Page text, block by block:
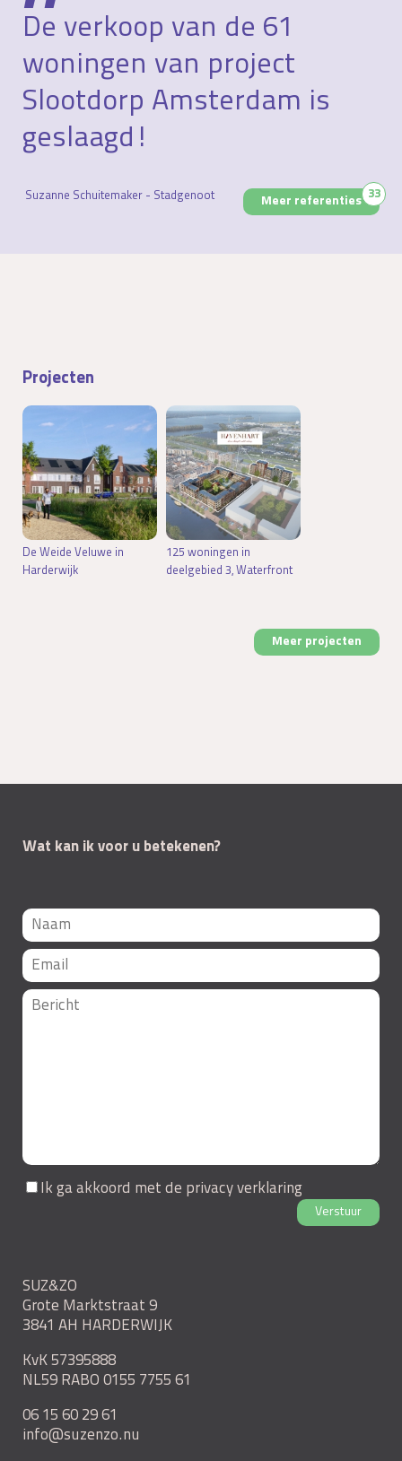
De verkoop van de 61
woningen van project
Slootdorp Amsterdam is
geslaagd!
Suzanne Schuitemaker - Stadgenoot Meer referenties
33
Projecten
De Weide Veluwe in
Harderwijk
125 woningen in
deelgebied 3, Waterfront
Meer projecten
Wat kan ik voor u betekenen?
Ik ga akkoord met de privacy verklaring
Verstuur
SUZ&ZO
Grote Marktstraat 9
3841 AH HARDERWIJK
KvK 57395888
NL59 RABO 0155 7755 61
06 15 60 29 61
info@suzenzo.nu